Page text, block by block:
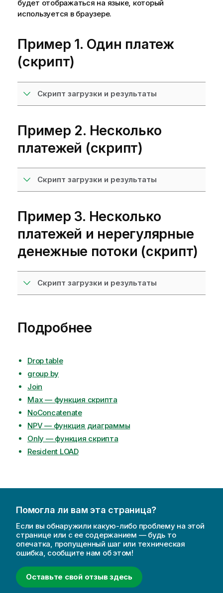
будет отображаться на языке, который
используется в браузере.
Пример 1. Один платеж
(скрипт)
Скрипт загрузки и результаты
Пример 2. Несколько
платежей (скрипт)
Скрипт загрузки и результаты
Пример 3. Несколько
платежей и нерегулярные
денежные потоки (скрипт)
Скрипт загрузки и результаты
Подробнее
Drop table
group by
Join
Max — функция скрипта
NoConcatenate
NPV — функция диаграммы
Only — функция скрипта
Resident LOAD
Помогла ли вам эта страница?
Если вы обнаружили какую-либо проблему на этой
странице или с ее содержанием — будь то
опечатка, пропущенный шаг или техническая
ошибка, сообщите нам об этом!
Оставьте свой отзыв здесь